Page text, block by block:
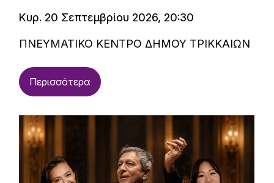
Κυρ. 20 Σεπτεμβρίου 2026, 20:30
ΠΝΕΥΜΑΤΙΚΟ ΚΕΝΤΡΟ ΔΗΜΟΥ ΤΡΙΚΚΑΙΩΝ
Περισσότερα